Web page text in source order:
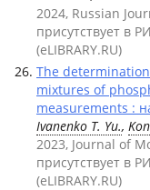
2024, Russian
присутствует в
(eLIBRARY.RU)
The
mixtures of
measurements :
Ivanenko T. Yu.,
2023, Journal of
присутствует в
(eLIBRARY.RU)